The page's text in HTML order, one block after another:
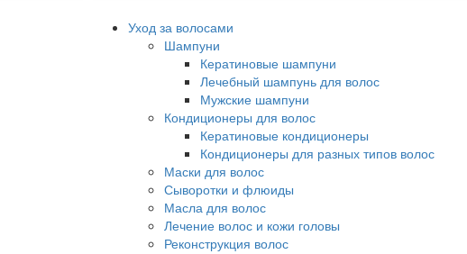
Уход за волосами
Шампуни
Кератиновые шампуни
Лечебный шампунь для волос
Мужские шампуни
Кондиционеры для волос
Кератиновые кондиционеры
Кондиционеры для разных типов волос
Маски для волос
Сыворотки и флюиды
Масла для волос
Лечение волос и кожи головы
Реконструкция волос